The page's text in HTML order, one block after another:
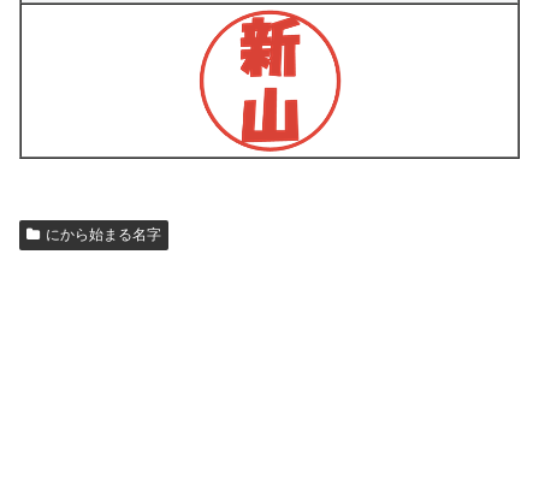
にから始まる名字